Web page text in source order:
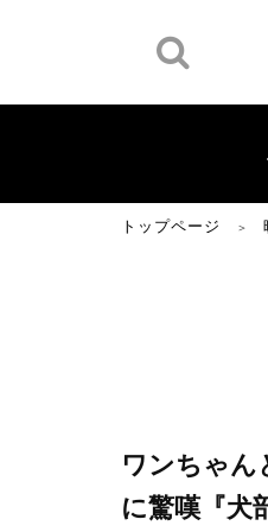
トップページ ＞
ワンちゃん
に驚嘆『犬